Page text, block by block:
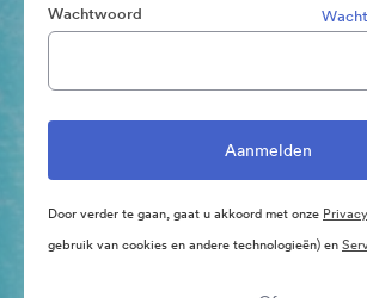
Wachtwoord
Door verder te gaan, gaat u akkoord met onze
gebruik van cookies en andere technologieën) en